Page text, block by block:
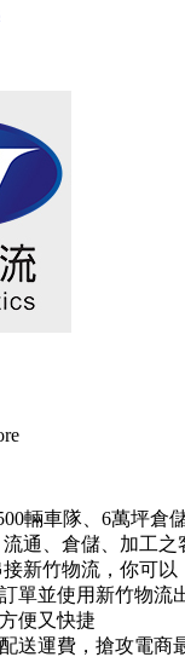
輛車隊、6萬坪倉
通、倉儲、加工之
新竹物流，你可以
單並使用新竹物流
便又快捷
送運費，搶攻電商